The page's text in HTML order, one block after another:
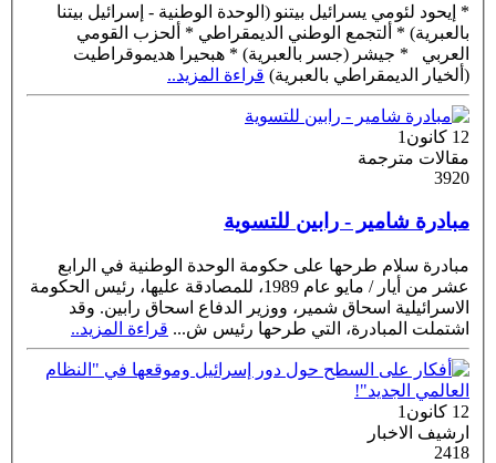
* إيحود لئومي يسرائيل بيتنو (الوحدة الوطنية - إسرائيل بيتنا
بالعبرية) * ألتجمع الوطني الديمقراطي * ألحزب القومي
العربي * جيشر (جسر بالعبرية) * هبحيرا هديموقراطيت
(ألخيار الديمقراطي بالعبرية) قراءة المزيد..
12 كانون1
مقالات مترجمة
3920
مبادرة شامير - رابين للتسوية
مبادرة سلام طرحها على حكومة الوحدة الوطنية في الرابع
عشر من أيار / مايو عام ‎1989، للمصادقة عليها، رئيس الحكومة
الاسرائيلية اسحاق شمير، ووزير الدفاع اسحاق رابين. وقد
اشتملت المبادرة، التي طرحها رئيس ش... قراءة المزيد..
12 كانون1
ارشيف الاخبار
2418